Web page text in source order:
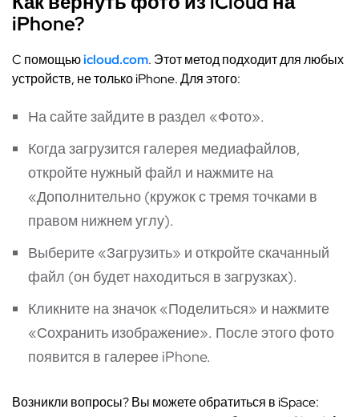
iPhone?
C помощьюicloud.com. Этот метод подходит для любых
устройств, не только iPhone. Для этого:
На сайте зайдите в раздел «Фото».
Когда загрузится галерея медиафайлов,
откройте нужный файл и нажмите на
«Дополнительно (кружок с тремя точками в
правом нижнем углу).
Выберите «Загрузить» и откройте скачанный
файл (он будет находиться в загрузках).
Кликните на значок «Поделиться» и нажмите
«Сохранить изображение». После этого фото
появится в галерее iPhone.
Возникли вопросы? Вы можете обратиться в iSpace: